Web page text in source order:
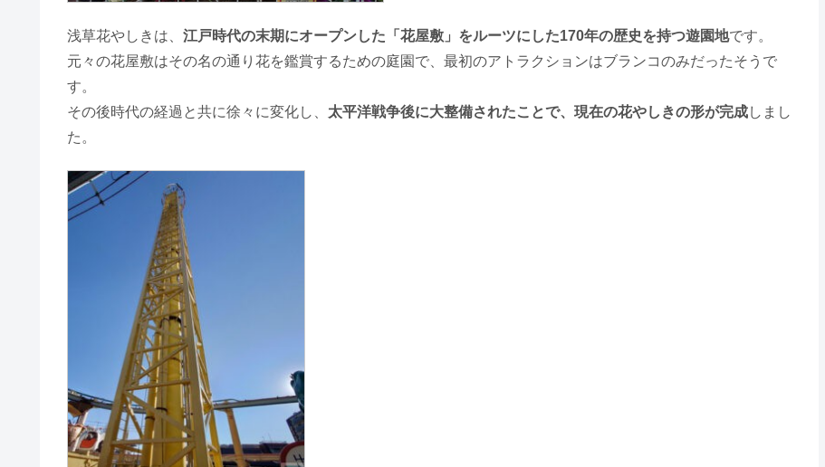
浅草花やしきは、 江戸時代の末期にオープンした「花屋敷」をルーツにした170年の歴史を持つ遊園地です。
元々の花屋敷はその名の通り花を鑑賞するための庭園で、最初のアトラクションはブランコのみだったそうで
す。
その後時代の経過と共に徐々に変化し、 太平洋戦争後に大整備されたことで、現在の花やしきの形が完成しまし
た。